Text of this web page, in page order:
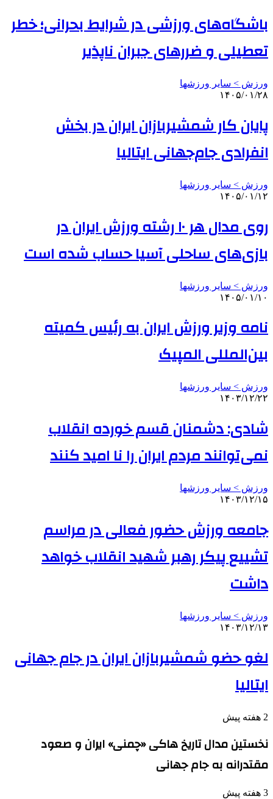
باشگاه‌های ورزشی در شرایط بحرانی؛ خطر
تعطیلی و ضررهای جبران ناپذیر
ورزش > سایر ورزشها
۱۴۰۵/۰۱/۲۸
پایان کار شمشیربازان ایران در بخش
انفرادی جام‌جهانی ایتالیا
ورزش > سایر ورزشها
۱۴۰۵/۰۱/۱۲
روی مدال هر ۱۰ رشته ورزش ایران در
بازی‌های ساحلی آسیا حساب شده است
ورزش > سایر ورزشها
۱۴۰۵/۰۱/۱۰
نامه وزیر ورزش ایران به رئیس کمیته
بین‌المللی المپیک
ورزش > سایر ورزشها
۱۴۰۳/۱۲/۲۲
شادی: دشمنان قسم خورده انقلاب
نمی‌توانند مردم ایران را نا امید کنند
ورزش > سایر ورزشها
۱۴۰۳/۱۲/۱۵
جامعه ورزش حضور فعالی در مراسم
تشییع پیکر رهبر شهید انقلاب خواهد
داشت
ورزش > سایر ورزشها
۱۴۰۳/۱۲/۱۳
لغو حضو شمشیربازان ایران در جام جهانی
ایتالیا
2 هفته پیش
نخستین مدال تاریخ هاکی «چمنی» ایران و صعود
مقتدرانه به جام جهانی
3 هفته پیش